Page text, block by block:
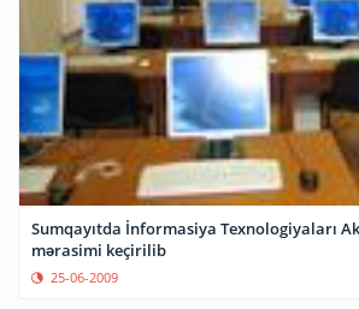
Sumqayıtda İnformasiya Texnologiyaları
mərasimi keçirilib
25-06-2009